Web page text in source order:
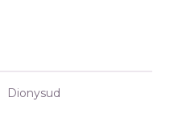
Dionysud